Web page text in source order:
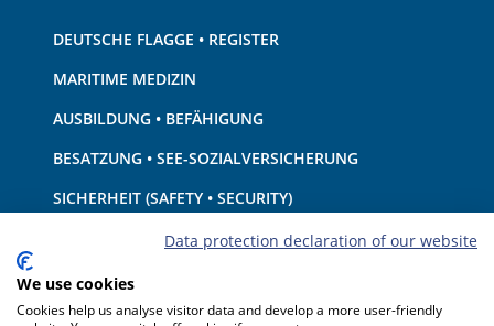
DEUTSCHE FLAGGE • REGISTER
MARITIME MEDIZIN
AUSBILDUNG • BEFÄHIGUNG
BESATZUNG • SEE-SOZIALVERSICHERUNG
SICHERHEIT (SAFETY • SECURITY)
SCHIFF • AUSRÜSTUNG
UMWELTSCHUTZ • KLIMA
HAFTUNG • FINANZEN
Data protection declaration of our website
We use cookies
Cookies help us analyse visitor data and develop a more user-friendly